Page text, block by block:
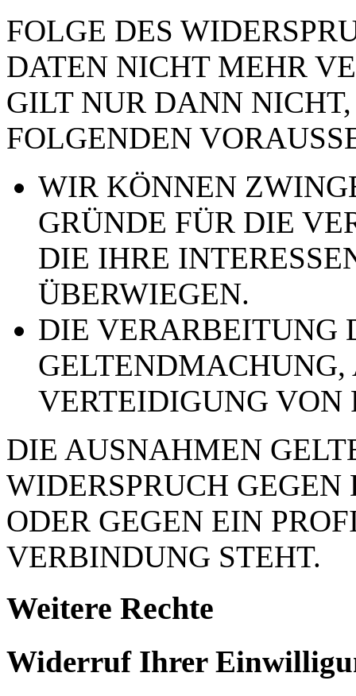
FOLGE DES
DATEN NICHT MEHR
GILT NUR DANN
FOLGENDEN
WIR KÖNNEN
GRÜNDE FÜR DIE
DIE IHRE
ÜBERWIEGEN.
DIE VERARBEITUNG
VERTEIDIGUNG VON
DIE AUSNAHMEN
WIDERSPRUCH
ODER GEGEN EIN
VERBINDUNG STEHT.
Weitere Rechte
Widerruf Ihrer